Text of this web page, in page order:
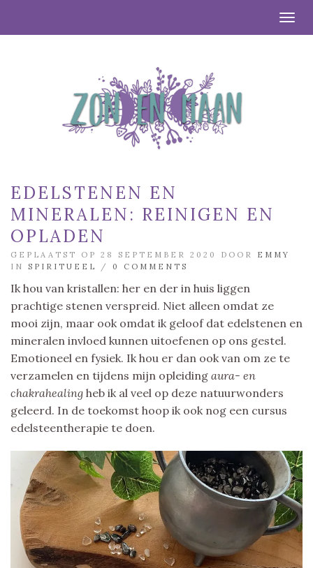
EDELSTENEN EN
MINERALEN: REINIGEN EN
OPLADEN
GEPLAATST OP 28 SEPTEMBER 2020 DOOR EMMY
IN SPIRITUEEL / 0 COMMENTS
Ik hou van kristallen: her en der in huis liggen
prachtige stenen verspreid. Niet alleen omdat ze
mooi zijn, maar ook omdat ik geloof dat edelstenen en
mineralen invloed kunnen uitoefenen op ons gestel.
Emotioneel en fysiek. Ik hou er dan ook van om ze te
verzamelen en tijdens mijn opleiding aura- en
chakrahealing heb ik al veel op deze natuurwonders
geleerd. In de toekomst hoop ik ook nog een cursus
edelsteentherapie te doen.